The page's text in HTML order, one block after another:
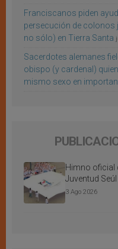
Franciscanos piden
persecución de colonos
no sólo) en Tierra Santa
Sacerdotes alemanes
obispo (y cardenal)
mismo sexo en
Himno oficial
Juventud
3 Ago 2026